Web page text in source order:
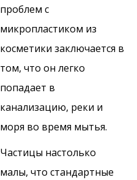
проблем с
микропластиком из
косметики заключается в
том, что он легко
попадает в
канализацию, реки и
моря во время мытья.
Частицы настолько
малы, что стандартные